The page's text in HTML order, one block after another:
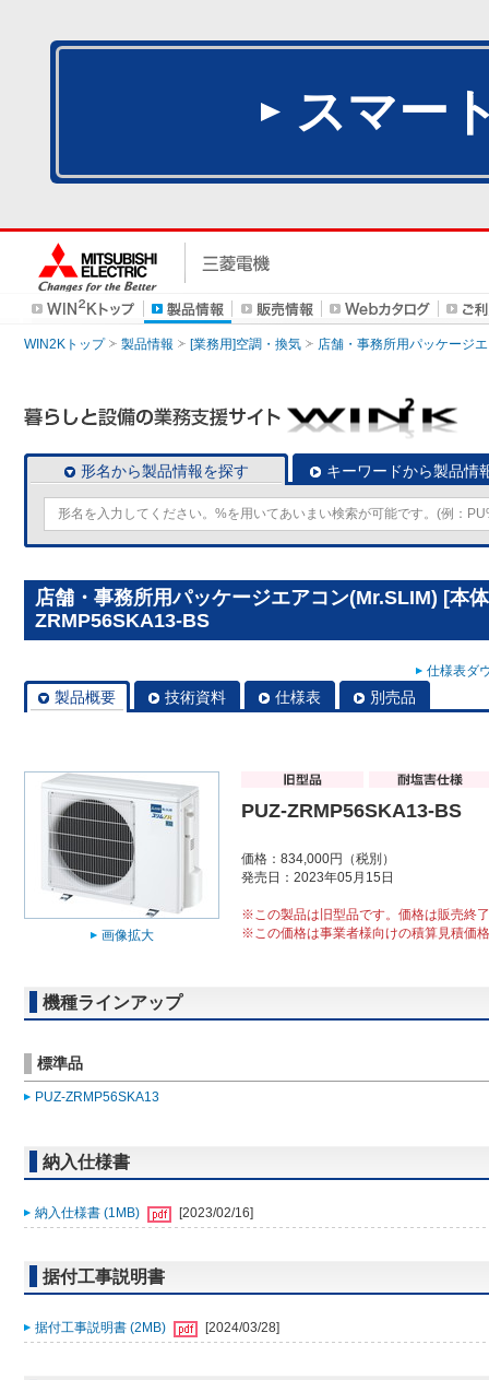
スマー
WIN2Kトップ 製品情報 [業務用]空調・換気 店舗・事務所用パッケージ
形名から製品情報を探す キーワードから製品情
店舗・事務所用パッケージエアコン(Mr.SLIM) [本
ZRMP56SKA13-BS
仕様表ダ
製品概要 技術資料 仕様表 別売品
画像拡大
PUZ-ZRMP56SKA13-BS
価格：834,000円（税別）
発売日：2023年05月15日
※この製品は旧型品です。価格は販売終
※この価格は事業者様向けの積算見積価
機種ラインアップ
標準品
PUZ-ZRMP56SKA13
納入仕様書
納入仕様書 (1MB) [2023/02/16]
据付工事説明書
据付工事説明書 (2MB) [2024/03/28]